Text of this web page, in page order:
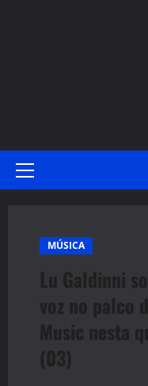
Primary
MÚSICA
Lu Galdinni
voz no palco
Music nesta
(03)